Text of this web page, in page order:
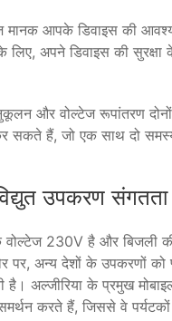
मानक आपके डिवाइस की
लिए, अपने डिवाइस की
और वोल्टेज रूपांतरण
सकते हैं, जो एक साथ दो
उपकरण
वोल्टेज 230V है और बिजली
अन्य देशों के उपकरणों को
है। अल्जीरिया के प्रमुख
करते हैं, जिससे वे